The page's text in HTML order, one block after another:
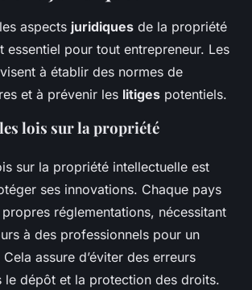
aspects juridiques de la propriété
essentiel pour tout entrepreneur. Les
à établir des normes de
et à prévenir les litiges potentiels.
lois sur la propriété
sur la propriété intellectuelle est
ses innovations. Chaque pays
réglementations, nécessitant
à des professionnels pour un
assure d’éviter des erreurs
le dépôt et la protection des droits.